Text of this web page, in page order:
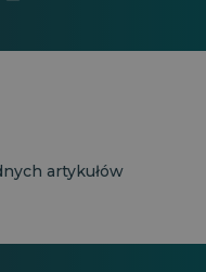
artykułów